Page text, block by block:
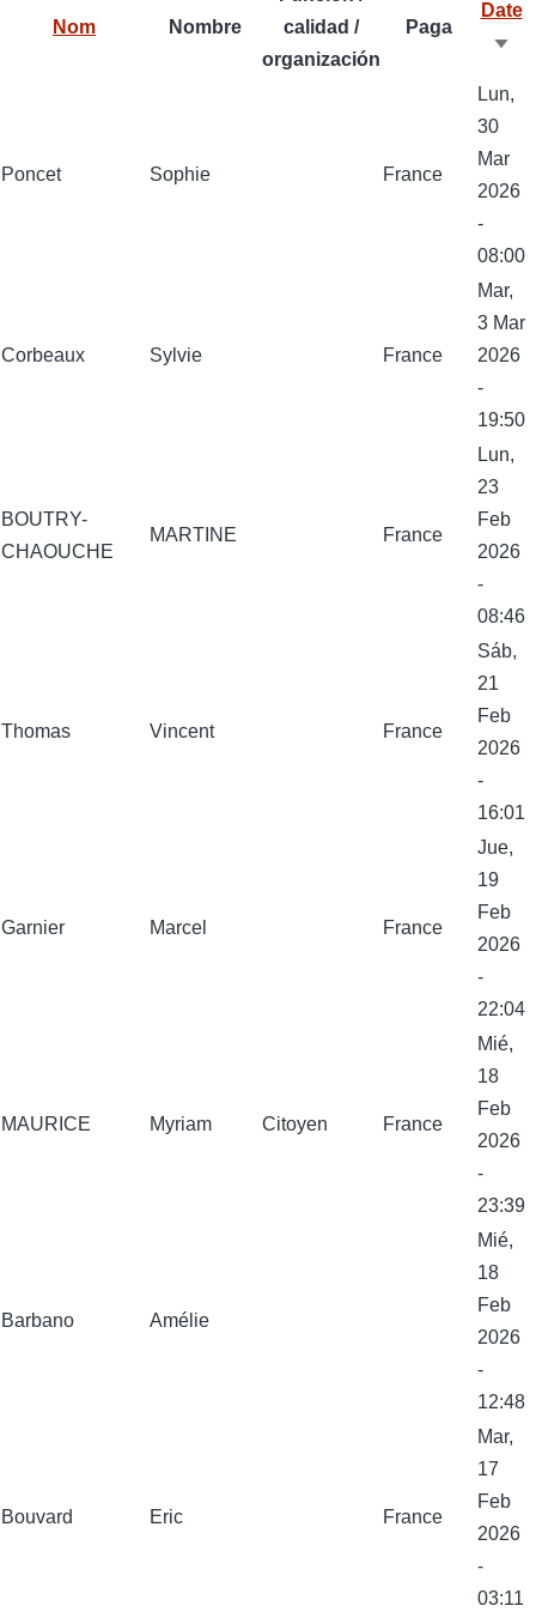
k
n
pNom Nombre
calidad /
organización
Paga
Date
Poncet Sophie France
Lun,
30
Mar
2026
-
08:00
Corbeaux Sylvie France
Mar,
3 Mar
2026
-
19:50
BOUTRY-
CHAOUCHE
MARTINE France
Lun,
23
Feb
2026
-
08:46
Thomas Vincent France
Sáb,
21
Feb
2026
-
16:01
Garnier Marcel France
Jue,
19
Feb
2026
-
22:04
MAURICE Myriam Citoyen France
Mié,
18
Feb
2026
-
23:39
Barbano Amélie
Mié,
18
Feb
2026
-
12:48
Bouvard Eric France
Mar,
17
Feb
2026
-
03:11